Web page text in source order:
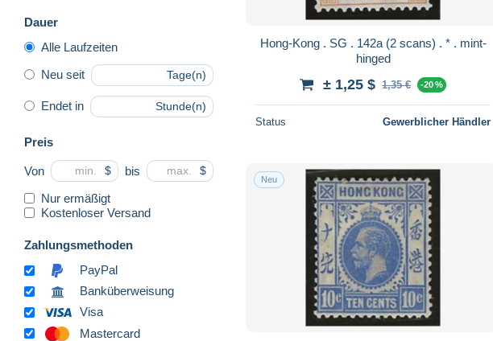
Dauer
Alle Laufzeiten
Neu seit Tage(n)
Endet in Stunde(n)
Preis
Von $ bis $
Nur ermäßigt
Kostenloser Versand
Zahlungsmethoden
PayPal
Banküberweisung
Visa
Mastercard
Hong-Kong . SG . 142a (2 scans) . * . mint-
hinged
± 1,25 $ 1,35 € -20 %
Status Gewerblicher Händler
Neu